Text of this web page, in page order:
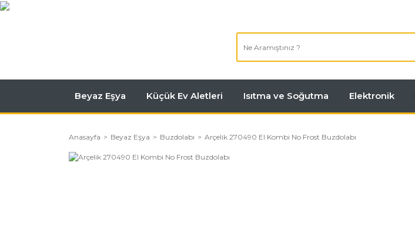
Beyaz Eşya Küçük Ev Aletleri Isıtma ve Soğutma Elektronik
Anasayfa Beyaz Eşya Buzdolabı Arçelik 270490 EI Kombi No Frost Buzdolabı